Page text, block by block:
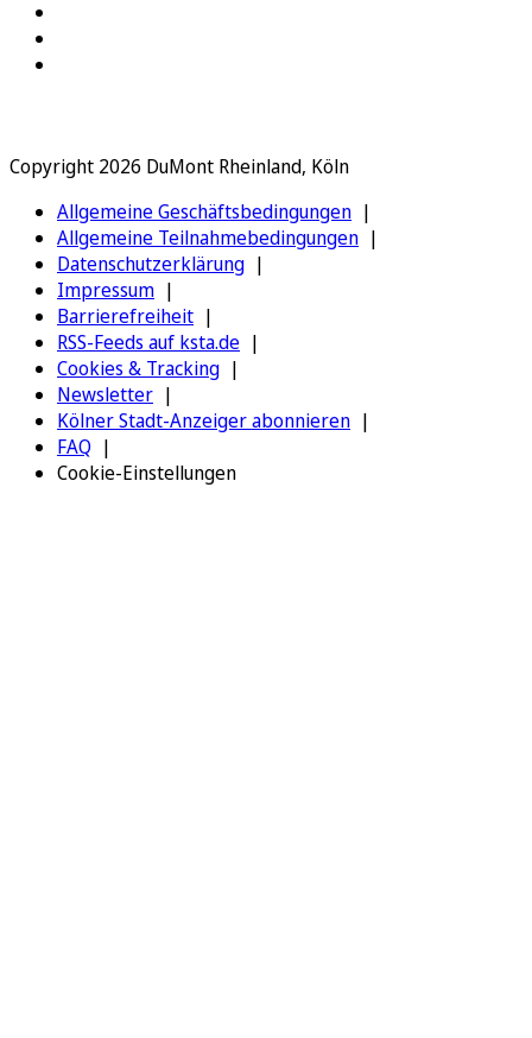
Copyright 2026 DuMont Rheinland, Köln
Allgemeine Geschäftsbedingungen
Allgemeine Teilnahmebedingungen
Datenschutzerklärung
Impressum
Barrierefreiheit
RSS-Feeds auf ksta.de
Cookies & Tracking
Newsletter
Kölner Stadt-Anzeiger abonnieren
FAQ
Cookie-Einstellungen